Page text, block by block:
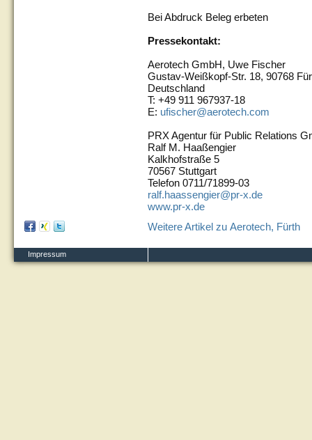
Bei Abdruck Beleg erbeten
Pressekontakt:
Aerotech GmbH, Uwe Fischer
Gustav-Weißkopf-Str. 18, 90768
Deutschland
T: +49 911 967937-18
E: ufischer@aerotech.com
PRX Agentur für Public Relations
Ralf M. Haaßengier
Kalkhofstraße 5
70567 Stuttgart
Telefon 0711/71899-03
ralf.haassengier@pr-x.de
www.pr-x.de
Weitere Artikel zu Aerotech, Fürth
Impressum